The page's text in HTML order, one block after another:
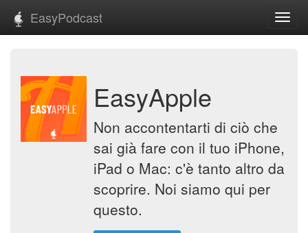
EasyPodcast
EasyApple
Non accontentarti di ciò che
sai già fare con il tuo iPhone,
iPad o Mac: c'è tanto altro da
scoprire. Noi siamo qui per
questo.